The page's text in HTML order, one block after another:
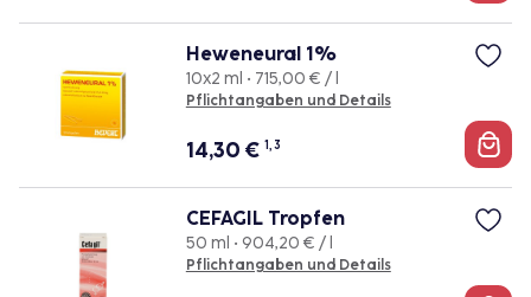
Heweneural 1%
10x2 ml • 715,00 € / l
Pflichtangaben und Details
14,30 € 1, 3
CEFAGIL Tropfen
50 ml • 904,20 € / l
Pflichtangaben und Details